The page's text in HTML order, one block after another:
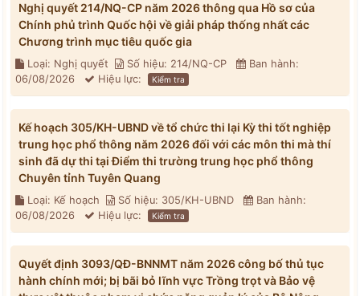
Nghị quyết 214/NQ-CP năm 2026 thông qua Hồ sơ của
Chính phủ trình Quốc hội về giải pháp thống nhất các
Chương trình mục tiêu quốc gia
Loại: Nghị quyết Số hiệu: 214/NQ-CP
Ban hành:
06/08/2026
Hiệu lực: Kiểm tra
Kế hoạch 305/KH-UBND về tổ chức thi lại Kỳ thi tốt nghiệp
trung học phổ thông năm 2026 đối với các môn thi mà thí
sinh đã dự thi tại Điểm thi trường trung học phổ thông
Chuyên tỉnh Tuyên Quang
Loại: Kế hoạch Số hiệu: 305/KH-UBND
Ban hành:
06/08/2026
Hiệu lực: Kiểm tra
Quyết định 3093/QĐ-BNNMT năm 2026 công bố thủ tục
hành chính mới; bị bãi bỏ lĩnh vực Trồng trọt và Bảo vệ